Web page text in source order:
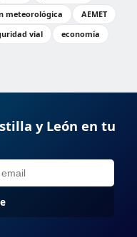
meteorológica
AEMET
vial
economía
y León en tu